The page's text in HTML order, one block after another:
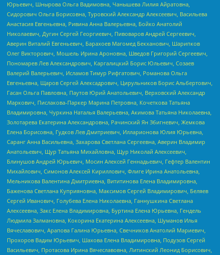
Юрьевич, Шнырова Ольга Вадимовна, Чанышева Лилия Айратовна,
Сидорович Ольга Борисовна, Туровский Александр Алексеевич, Васильева
Анастасия Евгеньевна, Ривина Анна Валерьевна, Бойко Анатолий
Николаевич, Дугин Сергей Георгиевич, Пивоваров Андрей Сергеевич,
Аверин Виталий Евгеньевич, Барахоев Магомед Бекханович, Шарипков
Олег Викторович, Мошель Ирина Ароновна, Шведов Григорий Сергеевич,
Пономарев Лев Александрович, Каргалицкий Борис Юльевич, Созаев
Валерий Валерьевич, Исламов Тимур Рифгатович, Романова Ольга
Евгеньевна, Щаров Сергей Алексадрович, Цирульников Борис Альбертович,
Гасан Ольга Павловна, Паутов Юрий Анатольевич, Верховский Александр
Маркович, Пислакова-Паркер Марина Петровна, Кочеткова Татьяна
Владимировна, Чуркина Наталья Валерьевна, Акимова Татьяна Николаевна,
Золотарева Екатерина Александровна, Рачинский Ян Збигневич, Жемкова
Елена Борисовна, Гудков Лев Дмитриевич, Илларионова Юлия Юрьевна,
Саранг Анна Васильевна, Захарова Светлана Сергеевна, Аверин Владимир
Анатольевич, Щур Татьяна Михайловна, Щур Николай Алексеевич,
Блинушов Андрей Юрьевич, Мосин Алексей Геннадьевич, Гефтер Валентин
Михайлович, Симонов Алексей Кириллович, Флиге Ирина Анатольевна,
Мельникова Валентина Дмитриевна, Вититинова Елена Владимировна,
Баженова Светлана Куприяновна, Максимов Сергей Владимирович, Беляев
Сергей Иванович, Голубева Елена Николаевна, Ганнушкина Светлана
Алексеевна, Закс Елена Владимировна, Буртина Елена Юрьевна, Гендель
Людмила Залмановна, Кокорина Екатерина Алексеевна, Шуманов Илья
Вячеславович, Арапова Галина Юрьевна, Свечников Анатолий Мариевич,
Прохоров Вадим Юрьевич, Шахова Елена Владимировна, Подузов Сергей
Васильевич, Протасова Ирина Вячеславовна, Литинский Леонид Борисович,